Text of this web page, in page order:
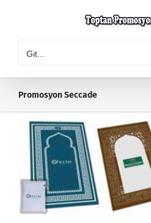
Git...
Promosyon Seccade